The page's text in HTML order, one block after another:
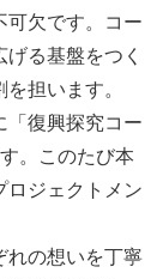
可欠です。コー
る基盤をつく
担います。
「復興探究コー
。このたび本
ロジェクトメン
れの想いを丁寧